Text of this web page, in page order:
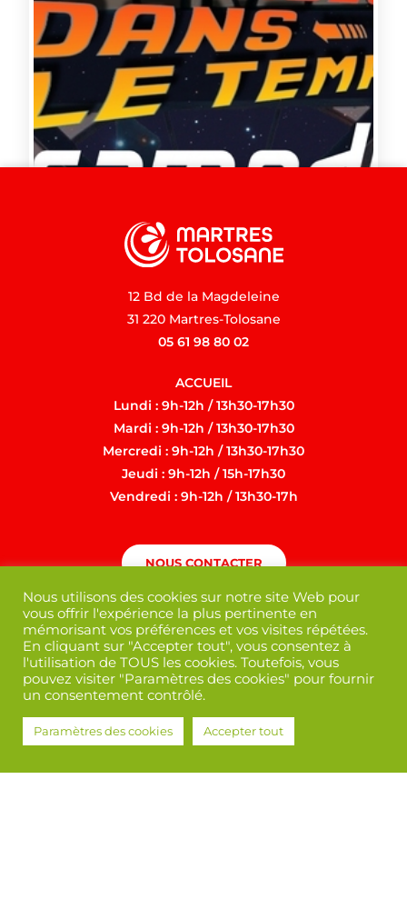
12 Bd de la Magdeleine
31 220 Martres-Tolosane
05 61 98 80 02
ACCUEIL
Lundi : 9h-12h / 13h30-17h30
Mardi : 9h-12h / 13h30-17h30
Mercredi : 9h-12h / 13h30-17h30
Jeudi : 9h-12h / 15h-17h30
Vendredi : 9h-12h / 13h30-17h
NOUS CONTACTER
Mentions légales/
Politique de confidentialité
Nous utilisons des cookies sur notre site Web pour
vous offrir l'expérience la plus pertinente en
mémorisant vos préférences et vos visites répétées.
En cliquant sur "Accepter tout", vous consentez à
l'utilisation de TOUS les cookies. Toutefois, vous
pouvez visiter "Paramètres des cookies" pour fournir
un consentement contrôlé.
Paramètres des cookies Accepter tout